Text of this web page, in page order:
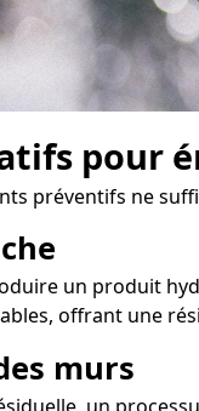
pour
préventifs ne
un produit
offrant une
murs